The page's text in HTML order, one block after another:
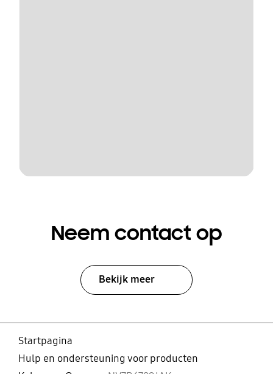
Neem contact op
Bekijk meer
Startpagina
Hulp en ondersteuning voor producten